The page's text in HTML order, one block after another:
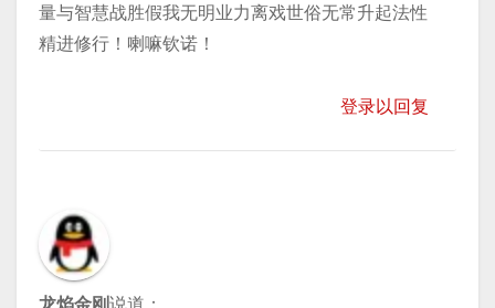
量与智慧战胜假我无明业力离戏世俗无常升起法性
精进修行！喇嘛钦诺！
登录以回复